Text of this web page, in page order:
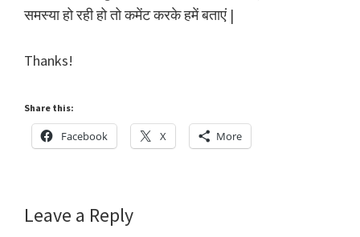
समस्या हो रही हो तो कमेंट करके हमें बताएं |
Thanks!
Share this:
Facebook X More
Reader
Leave a Reply